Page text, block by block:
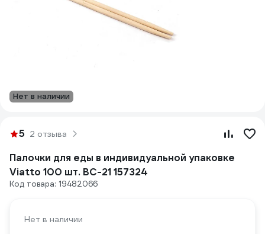
Нет в наличии
5 2 отзыва
Палочки для еды в индивидуальной упаковке
Viatto 100 шт. BC-21 157324
Код товара: 19482066
Нет в наличии